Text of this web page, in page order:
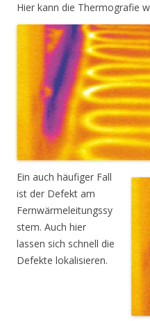
Hier kann die Thermografie
Ein auch häufiger Fall
ist der Defekt am
Fernwärmeleitungssy
stem. Auch hier
lassen sich schnell die
Defekte lokalisieren.